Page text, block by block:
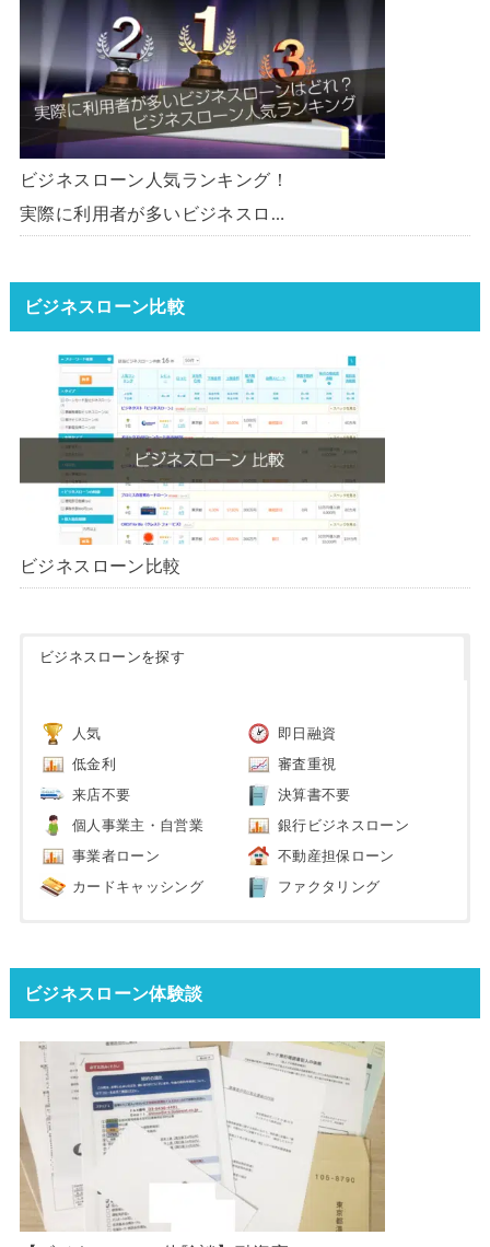
ランキング
ビジネスローン人気ランキング！
実際に利用者が多いビジネスロー
ータ】【2026年版】
ビジネスローン比較
ビジネスローン比較
ビジネスローンを探す
人気 即日融資
低金利 審査重視
来店不要 決算書不要
個人事業主・自営業 銀行ビジネスローン
事業者ローン 不動産担保ローン
カードキャッシング ファクタリング
ビジネスローン体験談